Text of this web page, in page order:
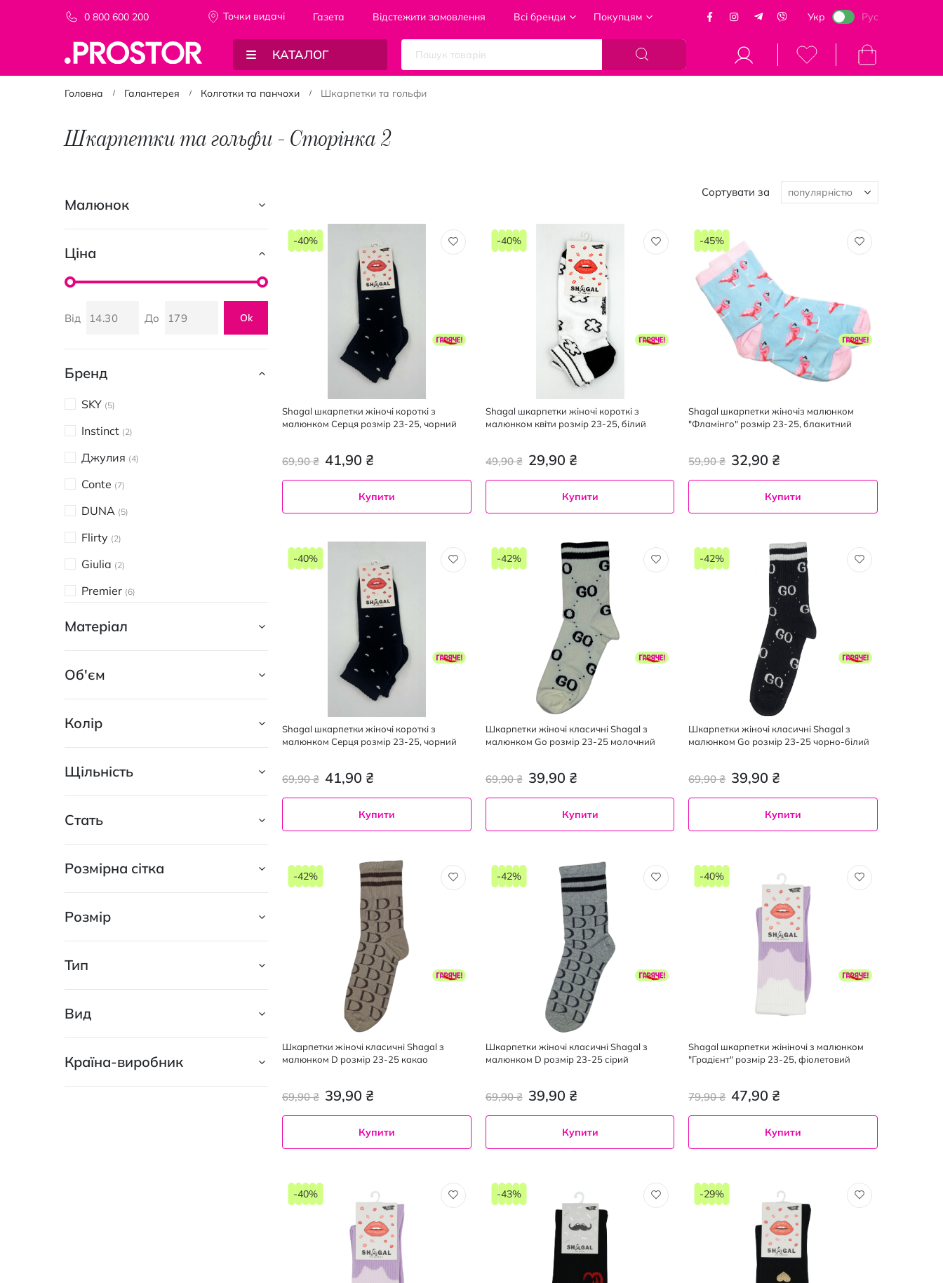
0 800 600 200 Точки видачi Газета Відстежити замовлення Всі бренди Покупцям Укр Рус
КАТАЛОГ Кошик
Головна Галантерея Колготки та панчохи Шкарпетки та гольфи
Шкарпетки та гольфи - Сторінка 2
Сортувати за
Shagal шкарпетки жіночі короткі з
малюнком Серця розмір 23-25, чорний
41,90 ₴
69,90 ₴
-40%
Купити
25
1
Shagal шкарпетки жіночі короткі з
малюнком квіти розмір 23-25, білий
29,90 ₴
49,90 ₴
-40%
Купити
25
1
Shagal шкарпетки жіночіз малюнком
"Фламінго" розмір 23-25, блакитний
32,90 ₴
59,90 ₴
-45%
Купити
Shagal шкарпетки жіночі короткі з
малюнком Серця розмір 23-25, чорний
41,90 ₴
69,90 ₴
-40%
Купити
Шкарпетки жіночі класичні Shagal з
малюнком Gо розмір 23-25 молочний
39,90 ₴
69,90 ₴
-42%
Купити
Шкарпетки жіночі класичні Shagal з
малюнком Gо розмір 23-25 чорно-білий
39,90 ₴
69,90 ₴
-42%
Купити
Шкарпетки жіночі класичні Shagal з
малюнком D розмір 23-25 какао
39,90 ₴
69,90 ₴
-42%
Купити
Шкарпетки жіночі класичні Shagal з
малюнком D розмір 23-25 сірий
39,90 ₴
69,90 ₴
-42%
Купити
Shagal шкарпетки жініночі з малюнком
"Градієнт" розмір 23-25, фіолетовий
47,90 ₴
79,90 ₴
-40%
Купити
25
1
-40% -43% -29%
Малюнок
Ціна
Від До Ok
Бренд
SKY 5
Instinct 2
Джулия 4
Conte 7
DUNA 5
Flirty 2
Giulia 2
Premier 6
Shagal
Дюна
Легка хода 20
Матеріал
Об'єм
Колір
Щільність
Стать
Розмірна сітка
Розмір
Тип
Вид
Країна-виробник